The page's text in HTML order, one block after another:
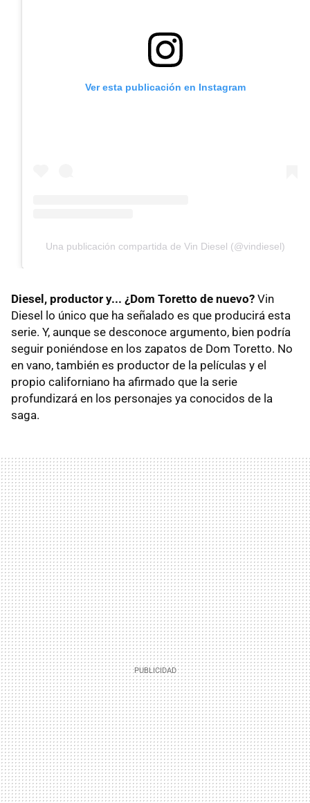
Ver esta publicación en Instagram
Una publicación compartida de Vin Diesel (@vindiesel)
Diesel, productor y... ¿Dom Toretto de nuevo? Vin
Diesel lo único que ha señalado es que producirá esta
serie. Y, aunque se desconoce argumento, bien podría
seguir poniéndose en los zapatos de Dom Toretto. No
en vano, también es productor de la películas y el
propio californiano ha afirmado que la serie
profundizará en los personajes ya conocidos de la
saga.